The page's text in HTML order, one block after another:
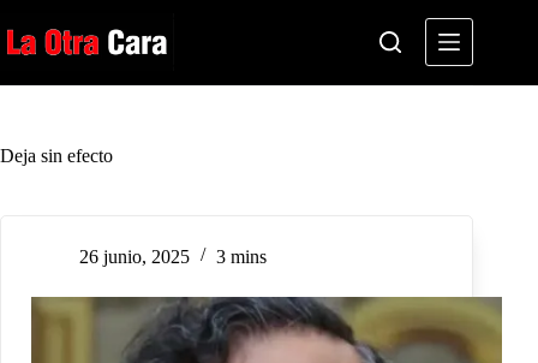
al
contenido
Deja sin efecto
26 junio, 2025 3 mins